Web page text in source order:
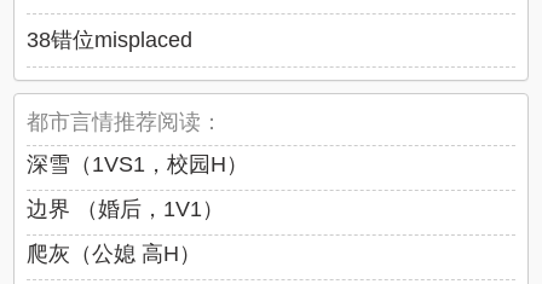
38错位misplaced
都市言情推荐阅读：
深雪（1VS1，校园H）
边界 （婚后，1V1）
爬灰（公媳 高H）